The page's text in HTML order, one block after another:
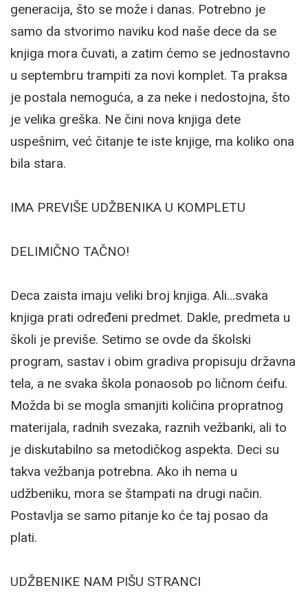
generacija, što se može i danas. Potrebno je
samo da stvorimo naviku kod naše dece da se
knjiga mora čuvati, a zatim ćemo se jednostavno
u septembru trampiti za novi komplet. Ta praksa
je postala nemoguća, a za neke i nedostojna, što
je velika greška. Ne čini nova knjiga dete
uspešnim, već čitanje te iste knjige, ma koliko ona
bila stara.
IMA PREVIŠE UDŽBENIKA U KOMPLETU
DELIMIČNO TAČNO!
Deca zaista imaju veliki broj knjiga. Ali…svaka
knjiga prati određeni predmet. Dakle, predmeta u
školi je previše. Setimo se ovde da školski
program, sastav i obim gradiva propisuju državna
tela, a ne svaka škola ponaosob po ličnom ćeifu.
Možda bi se mogla smanjiti količina propratnog
materijala, radnih svezaka, raznih vežbanki, ali to
je diskutabilno sa metodičkog aspekta. Deci su
takva vežbanja potrebna. Ako ih nema u
udžbeniku, mora se štampati na drugi način.
Postavlja se samo pitanje ko će taj posao da
plati.
UDŽBENIKE NAM PIŠU STRANCI